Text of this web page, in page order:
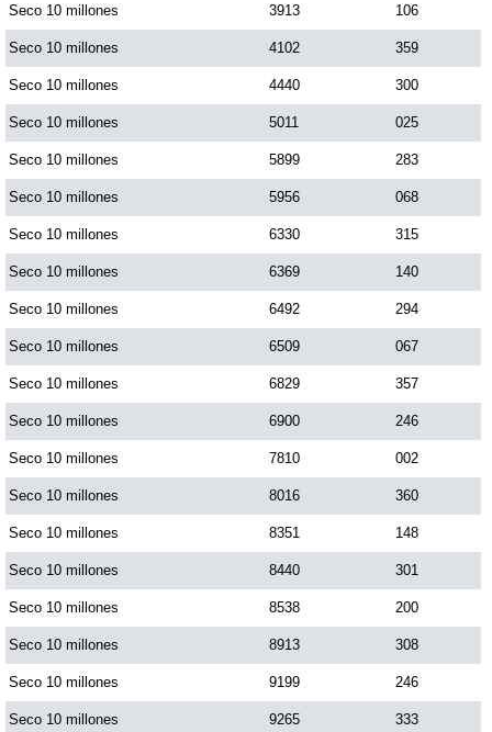
Seco 10 millones 3913 106
Seco 10 millones 4102 359
Seco 10 millones 4440 300
Seco 10 millones 5011 025
Seco 10 millones 5899 283
Seco 10 millones 5956 068
Seco 10 millones 6330 315
Seco 10 millones 6369 140
Seco 10 millones 6492 294
Seco 10 millones 6509 067
Seco 10 millones 6829 357
Seco 10 millones 6900 246
Seco 10 millones 7810 002
Seco 10 millones 8016 360
Seco 10 millones 8351 148
Seco 10 millones 8440 301
Seco 10 millones 8538 200
Seco 10 millones 8913 308
Seco 10 millones 9199 246
Seco 10 millones 9265 333